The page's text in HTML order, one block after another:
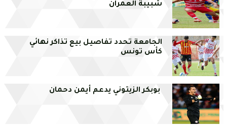
شبيبة العمران
الجامعة تحدد تفاصيل بيع تذاكر نهائي
كأس تونس
بوبكر الزيتوني يدعم أيمن دحمان